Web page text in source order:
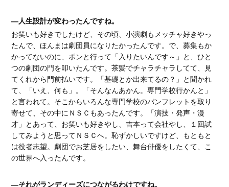
―人生設計が変わったんですね。
お笑いも好きでしたけど、その頃、小演劇もメッチャ好きやっ
たんで、ほんまは劇団員になりたかったんです。で、募集もか
かってないのに、ポンと行って「入りたいんです～」と、ひと
つの劇団の門を叩いたんです。茶髪でチャラチャラしてて、見
てくれから門前払いです。「基礎とか出来てるの？」と聞かれ
て、「いえ、何も」。「そんなんあかん。専門学校行かんと」
と言われて。そこからいろんな専門学校のパンフレットを取り
寄せて、その中にＮＳＣもあったんです。「演技・発声・漫
才」とあって、お笑いも好きやし、吉本って会社やし、１回試
してみようと思ってＮＳＣへ。恥ずかしいですけど、もともと
は役者志望。劇団でお芝居をしたい、舞台俳優をしたくて、こ
の世界へ入ったんです。
―それがランディーズにつながるわけですね。